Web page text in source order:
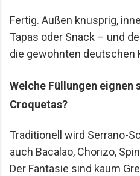
Fertig. Außen knusprig,
Tapas oder Snack – und
die gewohnten deutschen
Welche Füllungen eignen
Croquetas?
Traditionell wird Serrano-
auch Bacalao, Chorizo,
Der Fantasie sind kaum